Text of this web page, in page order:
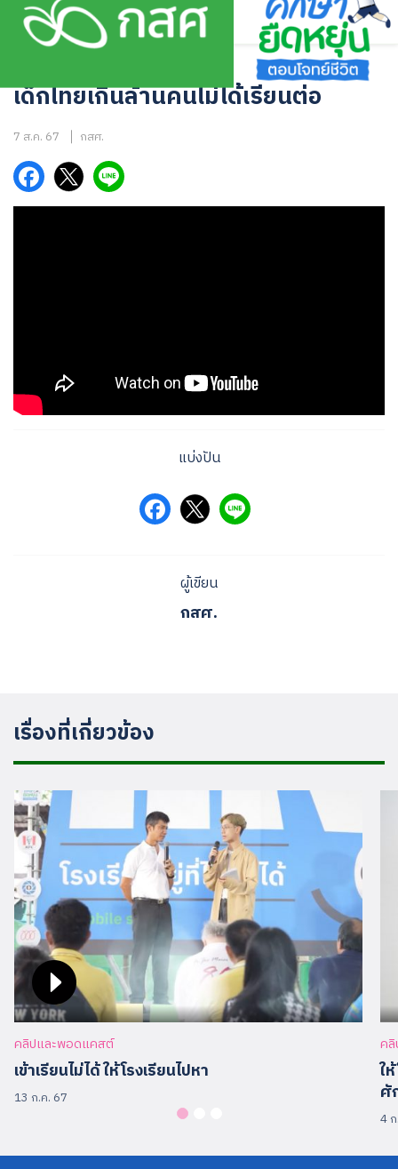
Skip
เด็กไทยเกินล้านคนไม่ได้เรียนต่อ
7 ส.ค. 67 กสศ.
แบ่งปัน
ผู้เขียน
กสศ.
เรื่องที่เกี่ยวข้อง
คลิปและพอดแคสต์
เข้าเรียนไม่ได้ ให้โรงเรียนไปหา
13 ก.ค. 67
ค
ใ
ศั
4